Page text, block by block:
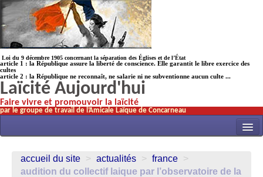
Loi du 9 décembre 1905 concernant la séparation des Églises et de l’État
article 1 : la République assure la liberté de conscience. Elle garantit le libre exercice des
cultes
article 2 : la République ne reconnaît, ne salarie ni ne subventionne aucun culte ...
Laïcité Aujourd'hui
Faire vivre et promouvoir la laïcité
par le groupe de travail de l’Amicale Laïque de Concarneau
ACTUALITÉS
accueil du site > actualités > france >
audition du collectif laique par l’observatoire de la